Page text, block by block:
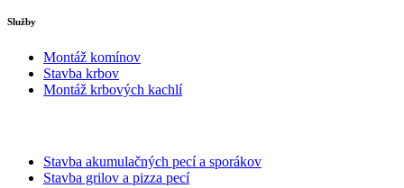
Služby
Montáž komínov
Stavba krbov
Montáž krbových kachlí
Stavba akumulačných pecí a sporákov
Stavba grilov a pizza pecí